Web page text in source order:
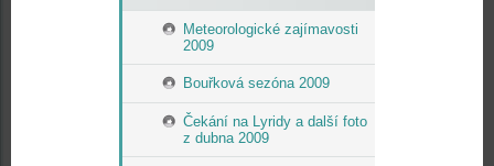
Meteorologické zajímavosti
2009
Bouřková sezóna 2009
Čekání na Lyridy a další foto
z dubna 2009